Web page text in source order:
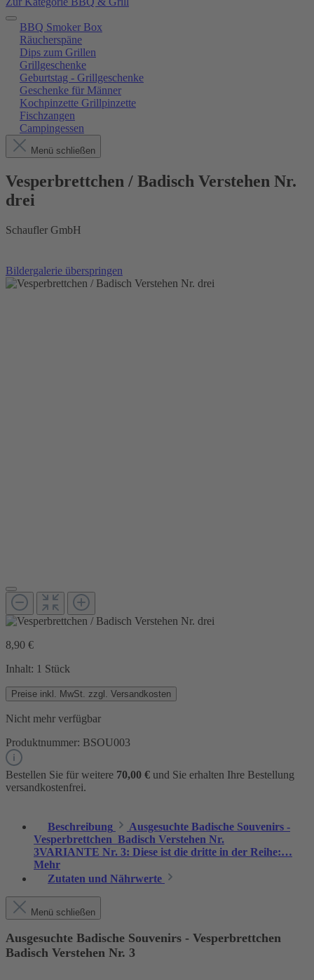
BBQ Smoker Box
Räucherspäne
Dips zum Grillen
Grillgeschenke
Geburtstag - Grillgeschenke
Geschenke für Männer
Kochpinzette Grillpinzette
Fischzangen
Campingessen
Menü schließen
Vesperbrettchen / Badisch Verstehen Nr.
drei
Schaufler GmbH
Bildergalerie überspringen
8,90 €
Inhalt: 1 Stück
Preise inkl. MwSt. zzgl. Versandkosten
Nicht mehr verfügbar
Produktnummer: BSOU003
Bestellen Sie für weitere 70,00 € und Sie erhalten Ihre Bestellung
versandkostenfrei.
Beschreibung
Ausgesuchte Badische Souvenirs -
Vesperbrettchen Badisch Verstehen Nr.
3VARIANTE Nr. 3: Diese ist die dritte in der Reihe:…
Mehr
Zutaten und Nährwerte
Menü schließen
Ausgesuchte Badische Souvenirs - Vesperbrettchen
Badisch Verstehen Nr. 3